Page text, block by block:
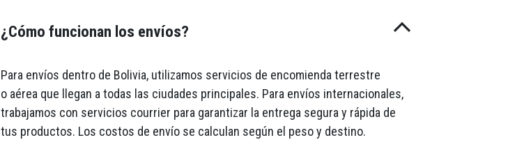
¿Cómo funcionan los envíos?
Para envíos dentro de Bolivia, utilizamos servicios de encomienda terrestre
o aérea que llegan a todas las ciudades principales. Para envíos internacionales,
trabajamos con servicios courrier para garantizar la entrega segura y rápida de
tus productos. Los costos de envío se calculan según el peso y destino.